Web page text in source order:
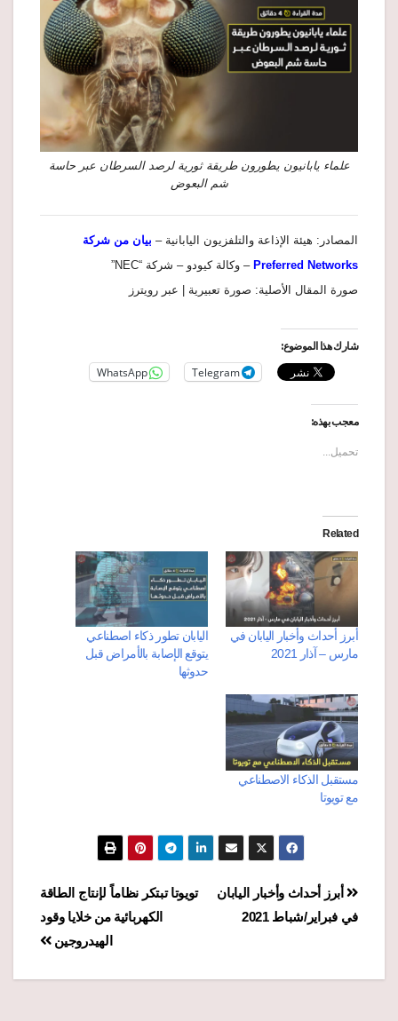
علماء يابانيون يطورون طريقة ثورية لرصد السرطان عبر حاسة
شم البعوض
المصادر: هيئة الإذاعة والتلفزيون اليابانية – بيان من شركة
Preferred Networks – وكالة كيودو – شركة “NEC”
صورة المقال الأصلية: صورة تعبيرية | عبر رويترز
شارك هذا الموضوع:
Telegram
WhatsApp
معجب بهذه:
تحميل...
Related
أبرز أحداث وأخبار اليابان في
مارس – آذار 2021
اليابان تطور ذكاء اصطناعي
يتوقع الإصابة بالأمراض قبل
حدوثها
مستقبل الذكاء الاصطناعي
مع تويوتا
تصفّح
المقالات
تويوتا تبتكر نظاماً لإنتاج الطاقة
الكهربائية من خلايا وقود
الهيدروجين
أبرز أحداث وأخبار اليابان
في فبراير/شباط 2021